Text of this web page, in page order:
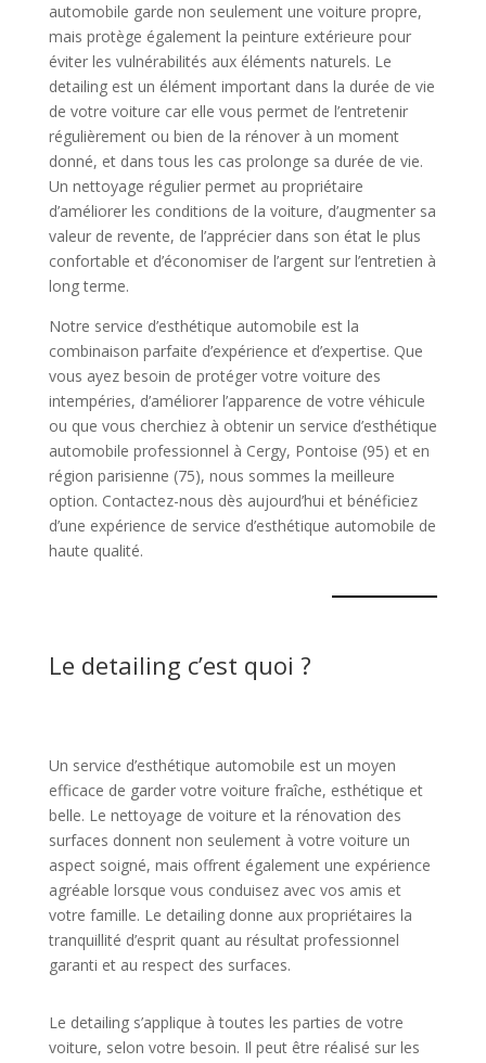
automobile garde non seulement une voiture propre,
mais protège également la peinture extérieure pour
éviter les vulnérabilités aux éléments naturels. Le
detailing est un élément important dans la durée de vie
de votre voiture car elle vous permet de l’entretenir
régulièrement ou bien de la rénover à un moment
donné, et dans tous les cas prolonge sa durée de vie.
Un nettoyage régulier permet au propriétaire
d’améliorer les conditions de la voiture, d’augmenter sa
valeur de revente, de l’apprécier dans son état le plus
confortable et d’économiser de l’argent sur l’entretien à
long terme.
Notre service d’esthétique automobile est la
combinaison parfaite d’expérience et d’expertise. Que
vous ayez besoin de protéger votre voiture des
intempéries, d’améliorer l’apparence de votre véhicule
ou que vous cherchiez à obtenir un service d’esthétique
automobile professionnel à Cergy, Pontoise (95) et en
région parisienne (75), nous sommes la meilleure
option. Contactez-nous dès aujourd’hui et bénéficiez
d’une expérience de service d’esthétique automobile de
haute qualité.
Le detailing c’est quoi ?
Un service d’esthétique automobile est un moyen
efficace de garder votre voiture fraîche, esthétique et
belle. Le nettoyage de voiture et la rénovation des
surfaces donnent non seulement à votre voiture un
aspect soigné, mais offrent également une expérience
agréable lorsque vous conduisez avec vos amis et
votre famille. Le detailing donne aux propriétaires la
tranquillité d’esprit quant au résultat professionnel
garanti et au respect des surfaces.
Le detailing s’applique à toutes les parties de votre
voiture, selon votre besoin. Il peut être réalisé sur les